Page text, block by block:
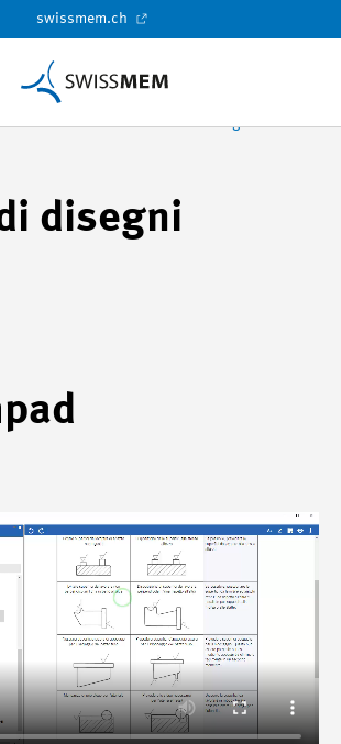
swissmem.ch
eBOOK Editor di disegni
disegni